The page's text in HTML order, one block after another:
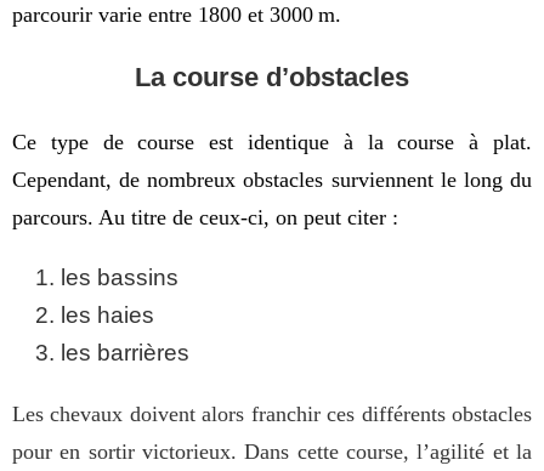
parcourir varie entre 1800 et 3000 m.
La course d’obstacles
Ce type de course est identique à la course à plat.
Cependant, de nombreux obstacles surviennent le long du
parcours. Au titre de ceux-ci, on peut citer :
les bassins
les haies
les barrières
Les chevaux doivent alors franchir ces différents obstacles
pour en sortir victorieux. Dans cette course, l’agilité et la